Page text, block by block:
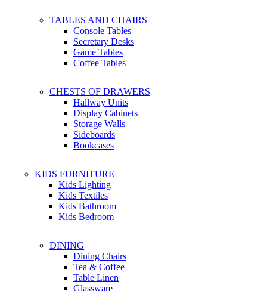
TABLES AND CHAIRS
Console Tables
Secretary Desks
Game Tables
Coffee Tables
CHESTS OF DRAWERS
Hallway Units
Display Cabinets
Storage Walls
Sideboards
Bookcases
KIDS FURNITURE
Kids Lighting
Kids Textiles
Kids Bathroom
Kids Bedroom
DINING
Dining Chairs
Tea & Coffee
Table Linen
Glassware